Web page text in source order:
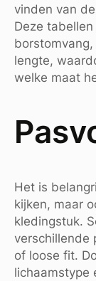
vinden van
Deze
lengte,
welke maat
Het is
kijken, maar
kledingstuk.
verschillende
of loose fit.
lichaamstype